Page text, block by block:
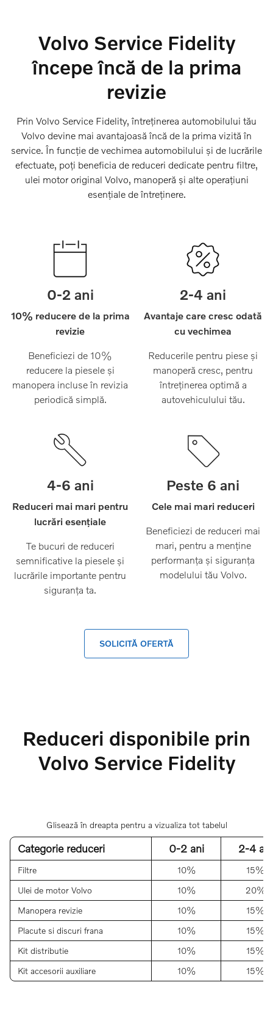
Volvo Service Fidelity
începe încă de la prima
revizie
Prin Volvo Service Fidelity, întreținerea automobilului tău
Volvo devine mai avantajoasă încă de la prima vizită în
service. În funcție de vechimea automobilului și de lucrările
efectuate, poți beneficia de reduceri dedicate pentru filtre,
ulei motor original Volvo, manoperă și alte operațiuni
esențiale de întreținere.
0-2 ani
10% reducere de la prima
revizie
Beneficiezi de 10%
reducere la piesele și
manopera incluse în revizia
periodică simplă.
2-4 ani
Avantaje care cresc odată
cu vechimea
Reducerile pentru piese și
manoperă cresc, pentru
întreținerea optimă a
autovehiculului tău.
4-6 ani
Reduceri mai mari pentru
lucrări esențiale
Te bucuri de reduceri
semnificative la piesele și
lucrările importante pentru
siguranța ta.
Peste 6 ani
Cele mai mari reduceri
Beneficiezi de reduceri mai
mari, pentru a menține
performanța și siguranța
modelului tău Volvo.
SOLICITĂ OFERTĂ
Reduceri disponibile prin
Volvo Service Fidelity
Glisează în dreapta pentru a vizualiza tot tabelul
Categorie reduceri 0-2 ani 2-4 ani
Filtre 10%
15%
Ulei de motor Volvo
10%
20%
Manopera revizie
10%
15%
Placute si discuri frana
10%
15%
Kit distributie
10%
15%
Kit accesorii auxiliare
10% 15%